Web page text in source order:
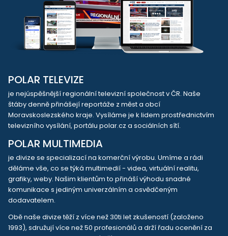
POLAR TELEVIZE
je nejúspěšnější regionální televizní společnost v ČR. Naše
štáby denně přinášejí reportáže z měst a obcí
Moravskoslezského kraje. Vysíláme je k lidem prostřednictvím
televizního vysílání, portálu polar.cz a sociálních sítí.
POLAR MULTIMEDIA
je divize se specializací na komerční výrobu. Umíme a rádi
děláme vše, co se týká multimedií - videa, virtuální realitu,
grafiky, weby. Našim klientům to přináší výhodu snadné
komunikace s jediným univerzálním a osvědčeným
dodavatelem.
Obě naše divize těží z více než 30ti let zkušeností (založeno
1993), sdružují více než 50 profesionálů a drží řadu ocenění za